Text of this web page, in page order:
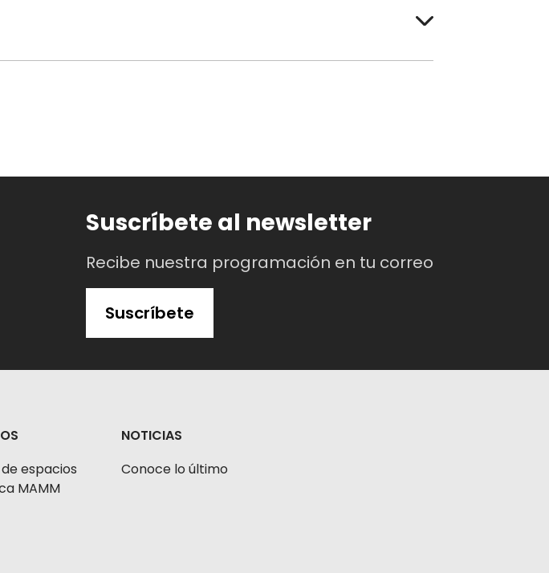
del Museo.
en cambios de fechas, horas o películas.
Suscríbete al newsletter
Recibe nuestra programación en tu correo
Suscríbete
espacios
MAMM
NOTICIAS
Conoce lo último